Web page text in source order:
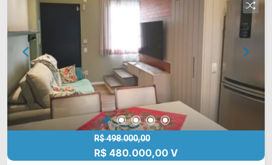
espaço de convivência, enquanto a área de
serviço complementa a praticidade da residência.
Nos fundos, a edícula oferece uma estrutura
completa, composta por cozinha com armários,
um dormitório e banheiro social, formando um
espaço independente e versátil, ideal para
receber familiares, hóspedes ou até mesmo ser
utilizado como fonte de renda. Com um terreno
amplo e uma planta versátil, este imóvel se
destaca pelas diversas possibilidades de
utilização, atendendo diferentes perfis de
R$ 498.000,00
R$ 480.000,00 V